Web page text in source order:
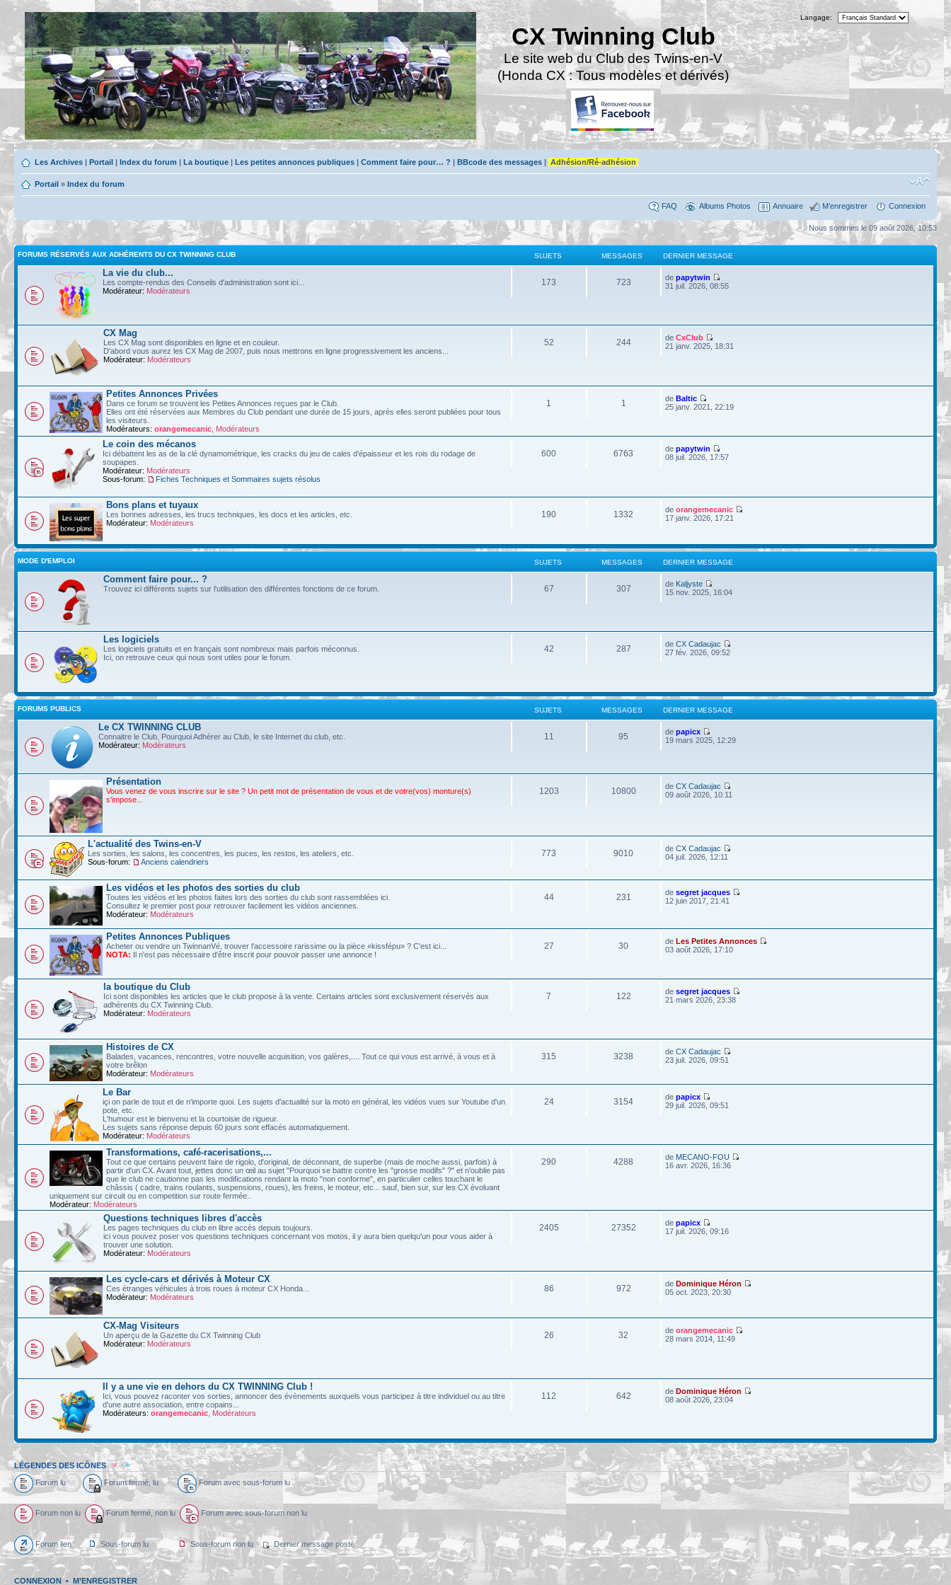
CX Twinning Club
Le site web du Club des Twins-en-V
(Honda CX : Tous modèles et dérivés)
Langage:
Les Archives | Portail | Index du forum | La boutique | Les petites annonces publiques | Comment faire pour… ? | BBcode des messages | Adhésion/Ré-adhésion
Portail » Index du forum
FAQ Albums Photos Annuaire M’enregistrer Connexion
Nous sommes le 09 août 2026, 10:53
FORUMS RÉSERVÉS AUX ADHÉRENTS DU CX TWINNING CLUB SUJETS MESSAGES DERNIER MESSAGE
La vie du club...
Les compte-rendus des Conseils d'administration sont ici...
Modérateur: Modérateurs
173 723 depapytwin
31 juil. 2026, 08:55
CX Mag
Les CX Mag sont disponibles en ligne et en couleur.
D'abord vous aurez les CX Mag de 2007, puis nous mettrons en ligne progressivement les anciens...
Modérateur: Modérateurs
52 244 deCxClub
21 janv. 2025, 18:31
Petites Annonces Privées
Dans ce forum se trouvent les Petites Annonces reçues par le Club.
Elles ont été réservées aux Membres du Club pendant une durée de 15 jours, après elles seront publiées pour tous
les visiteurs.
Modérateurs: orangemecanic Modérateurs
1 1 deBaltic
25 janv. 2021, 22:19
Le coin des mécanos
Ici débattent les as de la clé dynamométrique, les cracks du jeu de cales d'épaisseur et les rois du rodage de
soupapes.
Modérateur: Modérateurs
Sous-forum:
Fiches Techniques et Sommaires sujets résolus
600 6763 depapytwin
08 juil. 2026, 17:57
Bons plans et tuyaux
Les bonnes adresses, les trucs techniques, les docs et les articles, etc.
Modérateur: Modérateurs
190 1332 deorangemecanic
17 janv. 2026, 17:21
MODE D'EMPLOI SUJETS MESSAGES DERNIER MESSAGE
Comment faire pour... ?
Trouvez ici différents sujets sur l'utilisation des différentes fonctions de ce forum. 67 307 de Kaljyste
15 nov. 2025, 16:04
Les logiciels
Les logiciels gratuits et en français sont nombreux mais parfois méconnus.
Ici, on retrouve ceux qui nous sont utiles pour le forum.
42 287 deCX Cadaujac
27 fév. 2026, 09:52
FORUMS PUBLICS SUJETS MESSAGES DERNIER MESSAGE
Le CX TWINNING CLUB
Connaitre le Club, Pourquoi Adhérer au Club, le site Internet du club, etc.
Modérateur: Modérateurs
11 95 depapicx
19 mars 2025, 12:29
Présentation
Vous venez de vous inscrire sur le site ? Un petit mot de présentation de vous et de votre(vos) monture(s)
s'impose...
1203 10800 deCX Cadaujac
09 août 2026, 10:11
L'actualité des Twins-en-V
Les sorties, les salons, les concentres, les puces, les restos, les ateliers, etc.
Sous-forum:
Anciens calendriers
773 9010 deCX Cadaujac
04 juil. 2026, 12:11
Les vidéos et les photos des sorties du club
Toutes les vidéos et les photos faites lors des sorties du club sont rassemblées ici.
Consultez le premier post pour retrouver facilement les vidéos anciennes.
Modérateur: Modérateurs
44 231 desegret jacques
12 juin 2017, 21:41
Petites Annonces Publiques
Acheter ou vendre un TwinnanVé, trouver l'accessoire rarissime ou la pièce «kissfépu» ? C'est ici...
NOTA: Il n'est pas nécessaire d'être inscrit pour pouvoir passer une annonce !
27 30 deLes Petites Annonces
03 août 2026, 17:10
la boutique du Club
Ici sont disponibles les articles que le club propose à la vente. Certains articles sont exclusivement réservés aux
adhérents du CX Twinning Club.
Modérateur: Modérateurs
7 122 desegret jacques
21 mars 2026, 23:38
Histoires de CX
Balades, vacances, rencontres, votre nouvelle acquisition, vos galères,.... Tout ce qui vous est arrivé, à vous et à
votre brêlon
Modérateur: Modérateurs
315 3238 deCX Cadaujac
23 juil. 2026, 09:51
Le Bar
içi on parle de tout et de n'importe quoi. Les sujets d'actualité sur la moto en général, les vidéos vues sur Youtube d'un
pote, etc.
L'humour est le bienvenu et la courtoisie de rigueur.
Les sujets sans réponse depuis 60 jours sont effacés automatiquement.
Modérateur: Modérateurs
24 3154 depapicx
29 juil. 2026, 09:51
Transformations, café-racerisations,...
Tout ce que certains peuvent faire de rigolo, d'original, de déconnant, de superbe (mais de moche aussi, parfois) à
partir d'un CX. Avant tout, jettes donc un œil au sujet "Pourquoi se battre contre les "grosse modifs" ?" et n'oublie pas
que le club ne cautionne pas les modifications rendant la moto "non conforme", en particulier celles touchant le
châssis ( cadre, trains roulants, suspensions, roues), les freins, le moteur, etc... sauf, bien sur, sur les CX évoluant
uniquement sur circuit ou en competition sur route fermée..
Modérateur: Modérateurs
290 4288 de MECANO-FOU
16 avr. 2026, 16:36
Questions techniques libres d'accès
Les pages techniques du club en libre accès depuis toujours.
ici vous pouvez poser vos questions techniques concernant vos motos, il y aura bien quelqu'un pour vous aider à
trouver une solution.
Modérateur: Modérateurs
2405 27352 depapicx
17 juil. 2026, 09:16
Les cycle-cars et dérivés à Moteur CX
Ces étranges véhicules à trois roues à moteur CX Honda...
Modérateur: Modérateurs
86 972 deDominique Héron
05 oct. 2023, 20:30
CX-Mag Visiteurs
Un aperçu de la Gazette du CX Twinning Club
Modérateur: Modérateurs
26 32 deorangemecanic
28 mars 2014, 11:49
Il y a une vie en dehors du CX TWINNING Club !
Ici, vous pouvez raconter vos sorties, annoncer des évènements auxquels vous participez à titre individuel ou au titre
d'une autre association, entre copains...
Modérateurs: orangemecanic Modérateurs
112 642 deDominique Héron
08 août 2026, 23:04
LÉGENDES DES ICÔNES
Forum lu Forum fermé, lu Forum avec sous-forum lu
Forum non lu Forum fermé, non lu Forum avec sous-forum non lu
Forum lien Sous-forum lu Sous-forum non lu Dernier message posté
CONNEXION • M’ENREGISTRER